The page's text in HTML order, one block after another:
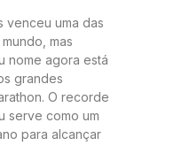
venceu uma das
mas
nome agora está
grandes
O recorde
serve como um
para alcançar